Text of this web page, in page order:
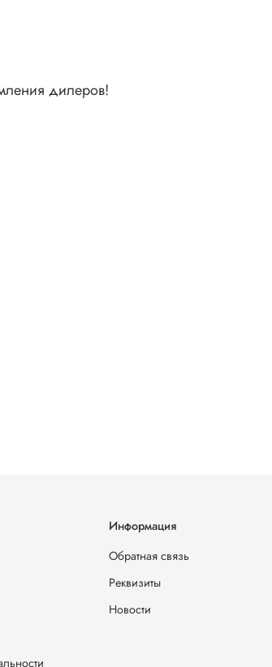
дилеров!
Информация
Обратная связь
Реквизиты
Новости